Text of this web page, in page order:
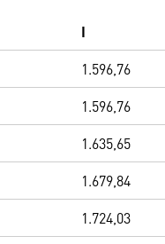
I
1.596,76
1.596,76
1.635,65
1.679,84
1.724,03